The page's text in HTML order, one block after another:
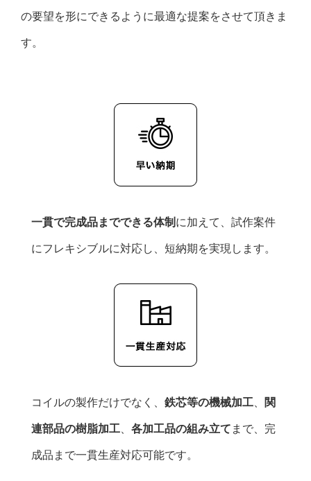
の要望を形にできるように最適な提案をさせて頂きま
す。
一貫で完成品までできる体制 に加えて、試作案件
にフレキシブルに対応し、短納期を実現します。
コイルの製作だけでなく、 鉄芯等の機械加工 関
連部品の樹脂加工 各加工品の組み立て まで、完
成品まで一貫生産対応可能です。